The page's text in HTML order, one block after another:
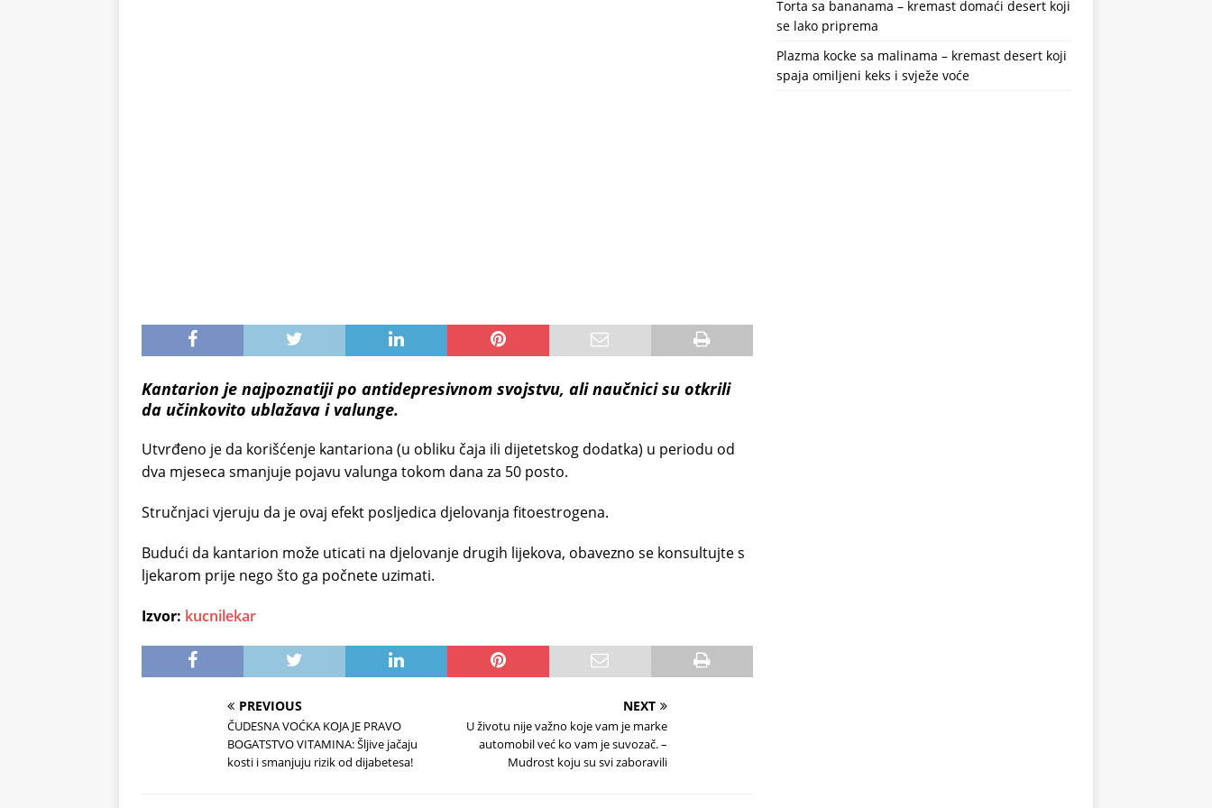
Kantarion je najpoznatiji po antidepresivnom svojstvu, ali naučnici su otkrili
da učinkovito ublažava i valunge.
Utvrđeno je da korišćenje kantariona (u obliku čaja ili dijetetskog dodatka) u periodu od
dva mjeseca smanjuje pojavu valunga tokom dana za 50 posto.
Stručnjaci vjeruju da je ovaj efekt posljedica djelovanja fitoestrogena.
Budući da kantarion može uticati na djelovanje drugih lijekova, obavezno se konsultujte s
ljekarom prije nego što ga počnete uzimati.
Izvor: kucnilekar
PREVIOUS
ČUDESNA VOĆKA KOJA JE PRAVO
BOGATSTVO VITAMINA: Šljive jačaju
kosti i smanjuju rizik od dijabetesa!
NEXT
U životu nije važno koje vam je marke
automobil već ko vam je suvozač. –
Mudrost koju su svi zaboravili
Torta sa bananama – kremast domaći desert koji
se lako priprema
Plazma kocke sa malinama – kremast desert koji
spaja omiljeni keks i svježe voće